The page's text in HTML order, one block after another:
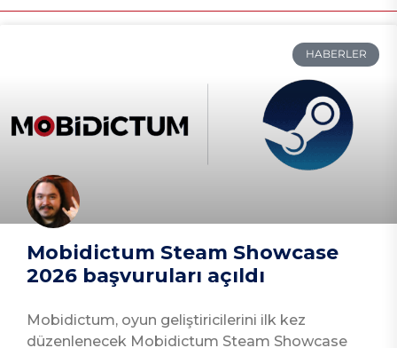
HABERLER
Mobidictum Steam Showcase
2026 başvuruları açıldı
Mobidictum, oyun geliştiricilerini ilk kez
düzenlenecek Mobidictum Steam Showcase